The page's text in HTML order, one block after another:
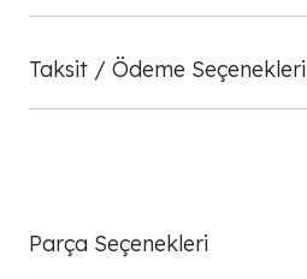
Taksit / Ödeme Seçenekleri
Parça Seçenekleri